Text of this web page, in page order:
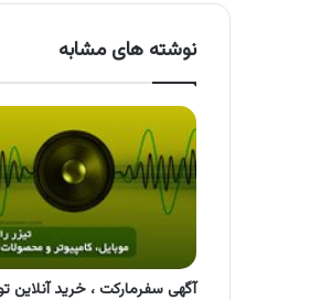
نوشته های مشابه
آگهی سفرمارکت ، خرید آنلاین